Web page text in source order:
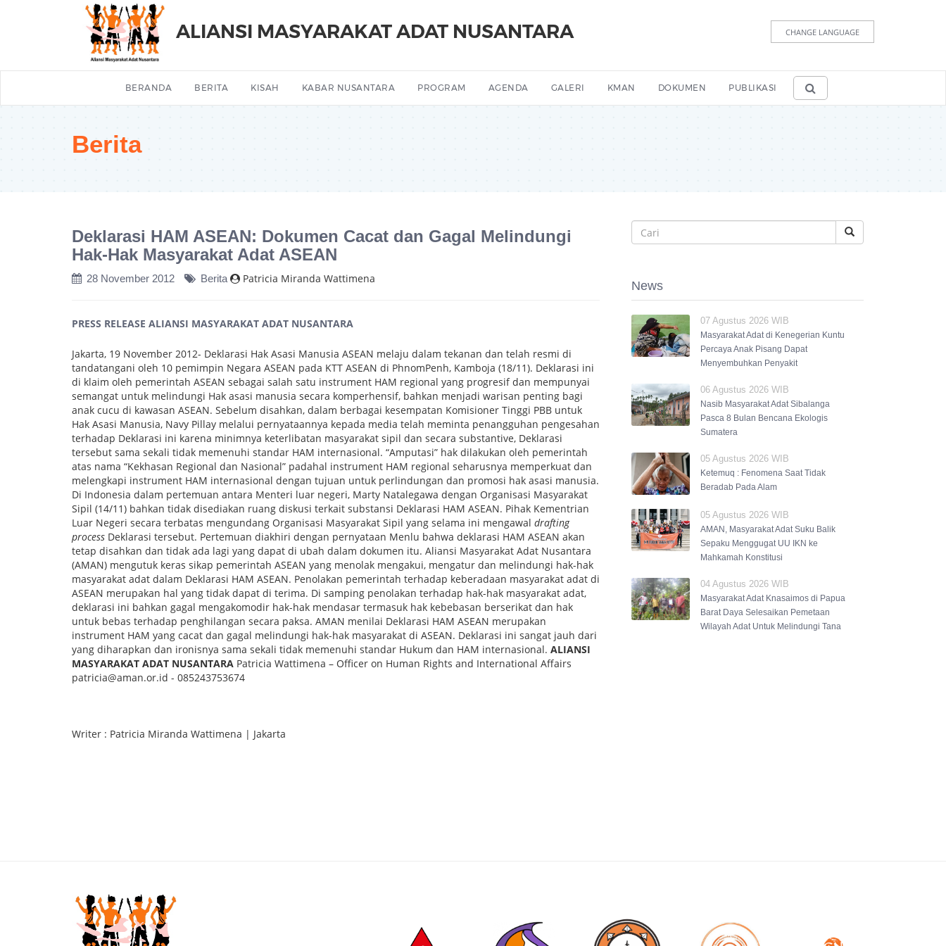
ALIANSI MASYARAKAT ADAT NUSANTARA CHANGE LANGUAGE
BERANDA BERITA KISAH KABAR NUSANTARA PROGRAM AGENDA GALERI KMAN DOKUMEN PUBLIKASI
Berita
Deklarasi HAM ASEAN: Dokumen Cacat dan Gagal Melindungi
Hak-Hak Masyarakat Adat ASEAN
28 November 2012 Berita Patricia Miranda Wattimena
PRESS RELEASE ALIANSI MASYARAKAT ADAT NUSANTARA
Jakarta, 19 November 2012- Deklarasi Hak Asasi Manusia ASEAN melaju dalam tekanan dan telah resmi di
tandatangani oleh 10 pemimpin Negara ASEAN pada KTT ASEAN di PhnomPenh, Kamboja (18/11). Deklarasi ini
di klaim oleh pemerintah ASEAN sebagai salah satu instrument HAM regional yang progresif dan mempunyai
semangat untuk melindungi Hak asasi manusia secara komperhensif, bahkan menjadi warisan penting bagi
anak cucu di kawasan ASEAN. Sebelum disahkan, dalam berbagai kesempatan Komisioner Tinggi PBB untuk
Hak Asasi Manusia, Navy Pillay melalui pernyataannya kepada media telah meminta penangguhan pengesahan
terhadap Deklarasi ini karena minimnya keterlibatan masyarakat sipil dan secara substantive, Deklarasi
tersebut sama sekali tidak memenuhi standar HAM internasional. “Amputasi” hak dilakukan oleh pemerintah
atas nama “Kekhasan Regional dan Nasional” padahal instrument HAM regional seharusnya memperkuat dan
melengkapi instrument HAM internasional dengan tujuan untuk perlindungan dan promosi hak asasi manusia.
Di Indonesia dalam pertemuan antara Menteri luar negeri, Marty Natalegawa dengan Organisasi Masyarakat
Sipil (14/11) bahkan tidak disediakan ruang diskusi terkait substansi Deklarasi HAM ASEAN. Pihak Kementrian
Luar Negeri secara terbatas mengundang Organisasi Masyarakat Sipil yang selama ini mengawal drafting
process Deklarasi tersebut. Pertemuan diakhiri dengan pernyataan Menlu bahwa deklarasi HAM ASEAN akan
tetap disahkan dan tidak ada lagi yang dapat di ubah dalam dokumen itu. Aliansi Masyarakat Adat Nusantara
(AMAN) mengutuk keras sikap pemerintah ASEAN yang menolak mengakui, mengatur dan melindungi hak-hak
masyarakat adat dalam Deklarasi HAM ASEAN. Penolakan pemerintah terhadap keberadaan masyarakat adat di
ASEAN merupakan hal yang tidak dapat di terima. Di samping penolakan terhadap hak-hak masyarakat adat,
deklarasi ini bahkan gagal mengakomodir hak-hak mendasar termasuk hak kebebasan berserikat dan hak
untuk bebas terhadap penghilangan secara paksa. AMAN menilai Deklarasi HAM ASEAN merupakan
instrument HAM yang cacat dan gagal melindungi hak-hak masyarakat di ASEAN. Deklarasi ini sangat jauh dari
yang diharapkan dan ironisnya sama sekali tidak memenuhi standar Hukum dan HAM internasional. ALIANSI
MASYARAKAT ADAT NUSANTARA Patricia Wattimena – Officer on Human Rights and International Affairs
patricia@aman.or.id - 085243753674
Writer : Patricia Miranda Wattimena | Jakarta
News
07 Agustus 2026 WIB
Masyarakat Adat di Kenegerian Kuntu
Percaya Anak Pisang Dapat
Menyembuhkan Penyakit
06 Agustus 2026 WIB
Nasib Masyarakat Adat Sibalanga
Pasca 8 Bulan Bencana Ekologis
Sumatera
05 Agustus 2026 WIB
Ketemuq : Fenomena Saat Tidak
Beradab Pada Alam
05 Agustus 2026 WIB
AMAN, Masyarakat Adat Suku Balik
Sepaku Menggugat UU IKN ke
Mahkamah Konstitusi
04 Agustus 2026 WIB
Masyarakat Adat Knasaimos di Papua
Barat Daya Selesaikan Pemetaan
Wilayah Adat Untuk Melindungi Tana